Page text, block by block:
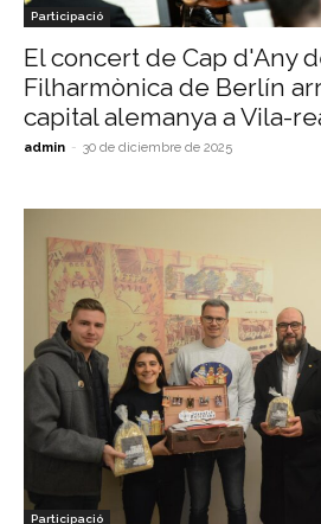
Participació
El concert de Cap d'Any
Filharmònica de Berlín
capital alemanya a Vila-
admin - 30 de diciembre de 2025
Participació